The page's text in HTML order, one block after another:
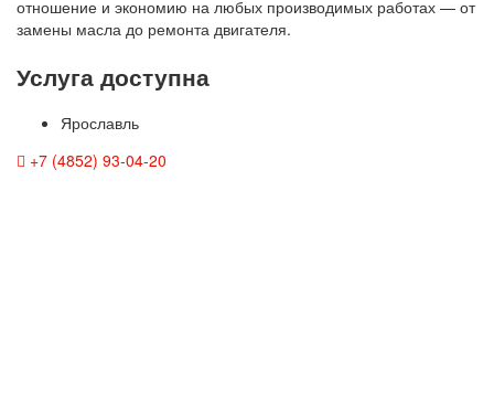
отношение и экономию на любых производимых работах — от
замены масла до ремонта двигателя.
Услуга доступна
Ярославль
+7 (4852) 93-04-20